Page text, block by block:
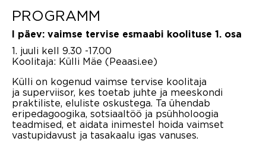
PROGRAMM
I päev: vaimse tervise esmaabi koolituse 1. osa
1. juuli kell 9.30 -17.00
Koolitaja: Külli Mäe (Peaasi.ee)
Külli on kogenud vaimse tervise koolitaja
ja superviisor, kes toetab juhte ja meeskondi
praktiliste, eluliste oskustega. Ta ühendab
eripedagoogika, sotsiaaltöö ja psühholoogia
teadmised, et aidata inimestel hoida vaimset
vastupidavust ja tasakaalu igas vanuses.